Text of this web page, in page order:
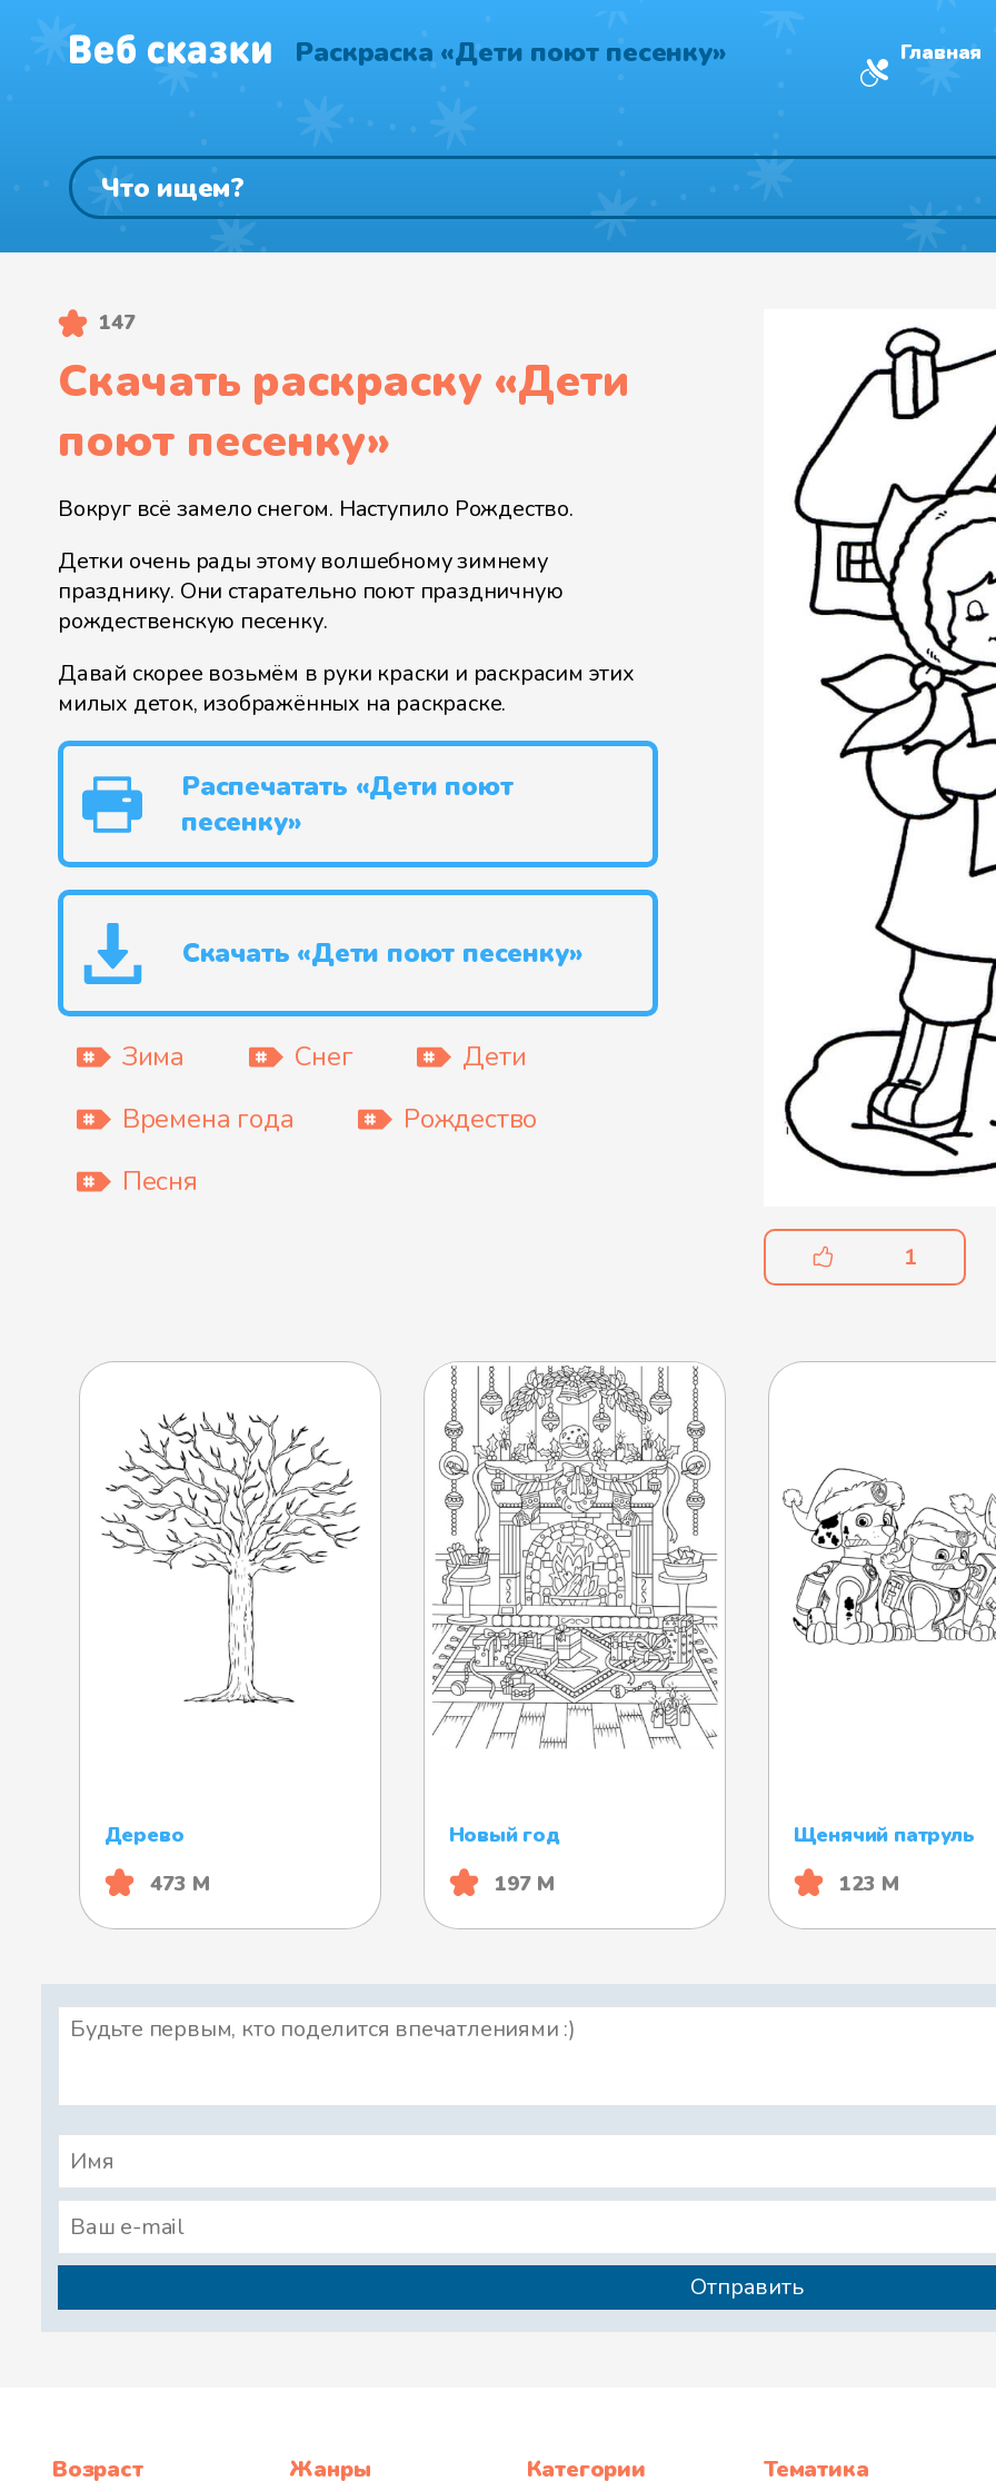
Раскраска «Дети поют песенку» Главная
1
147
Скачать раскраску «Дети
поют песенку»
Вокруг всё замело снегом. Наступило Рождество.
Детки очень рады этому волшебному зимнему
празднику. Они старательно поют праздничную
рождественскую песенку.
Давай скорее возьмём в руки краски и раскрасим этих
милых деток, изображённых на раскраске.
Распечатать «Дети поют
песенку»
Скачать «Дети поют песенку»
Зима Снег
Дети
Времена года
Рождество
Песня
Дерево
473 М
Новый год
197 М
Щенячий патруль
123 М
Возраст Жанры Категории Тематика